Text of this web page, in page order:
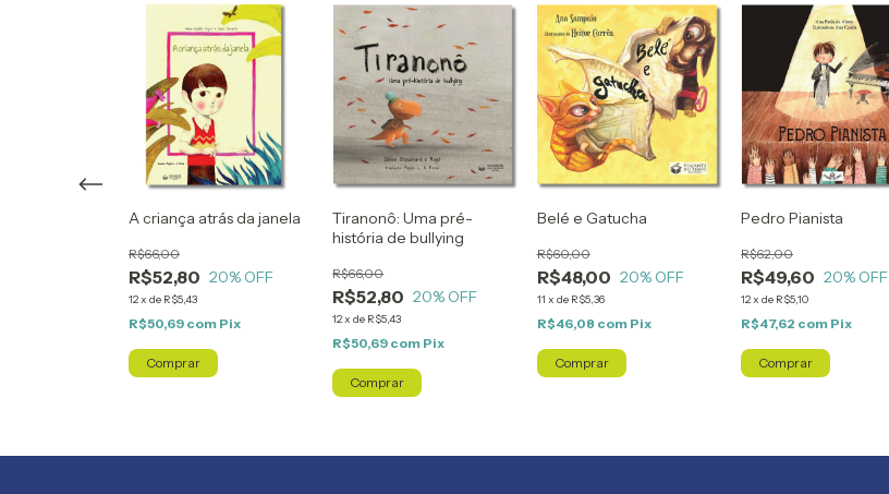
A criança atrás da janela
R$52,80
R$66,00
20% OFF
12x de R$5,43
R$50,69 com Pix
Tiranonô: Uma pré-
história de bullying
R$52,80
R$66,00
20% OFF
12xde R$5,43
R$50,69 com Pix
Belé e Gatucha
R$48,00
R$60,00
20% OFF
11 x de R$5,36
R$46,08 com Pix
Pedro Pianista
R$49,60
R$62,00
20% OFF
12x de R$5,10
R$47,62 com Pix